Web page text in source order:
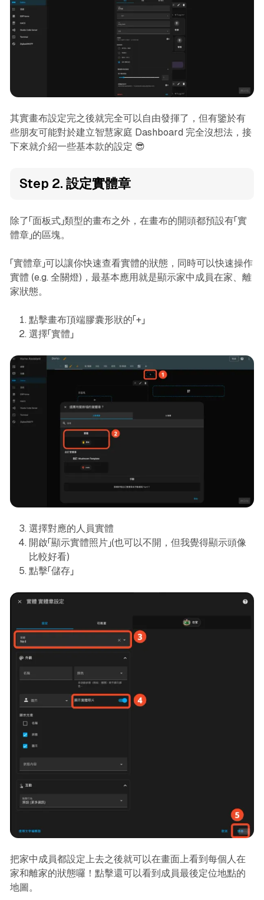
其實畫布設定完之後就完全可以自由發揮了，但有鑒於有
些朋友可能對於建立智慧家庭 Dashboard 完全沒想法，接
下來就介紹一些基本款的設定 😎
Step 2. 設定實體章
除了「面板式」類型的畫布之外，在畫布的開頭都預設有「實
體章」的區塊。
「實體章」可以讓你快速查看實體的狀態，同時可以快速操作
實體 (e.g. 全關燈)，最基本應用就是顯示家中成員在家、離
家狀態。
點擊畫布頂端膠囊形狀的「+」
選擇「實體」
選擇對應的人員實體
開啟「顯示實體照片」(也可以不開，但我覺得顯示頭像
比較好看)
點擊「儲存」
把家中成員都設定上去之後就可以在畫面上看到每個人在
家和離家的狀態囉！點擊還可以看到成員最後定位地點的
地圖。